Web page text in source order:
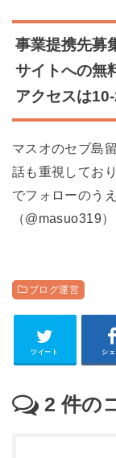
事業提携先募
サイトへの無
アクセスは
マスオのセブ島
話も重視してお
でフォローのう
（@masuo319）
ブログ運営
ツイート シ
2 件の